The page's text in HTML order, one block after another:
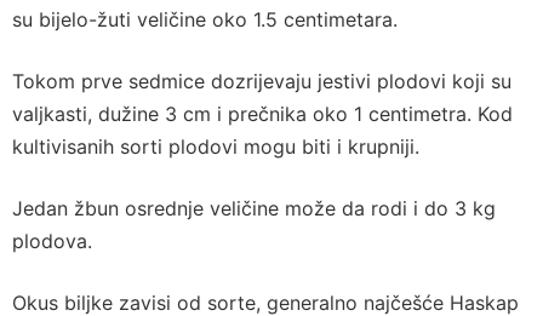
su bijelo-žuti veličine oko 1.5 centimetara.
Tokom prve sedmice dozrijevaju jestivi plodovi koji su
valjkasti, dužine 3 cm i prečnika oko 1 centimetra. Kod
kultivisanih sorti plodovi mogu biti i krupniji.
Jedan žbun osrednje veličine može da rodi i do 3 kg
plodova.
Okus biljke zavisi od sorte, generalno najčešće Haskap